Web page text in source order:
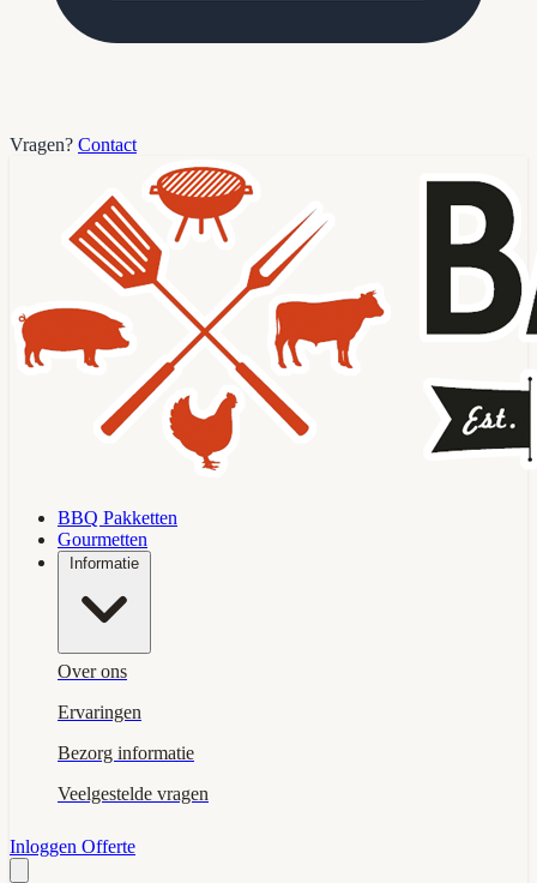
Vragen? Contact
BBQ Pakketten
Gourmetten
Informatie
Over ons
Ervaringen
Bezorg informatie
Veelgestelde vragen
Inloggen Offerte